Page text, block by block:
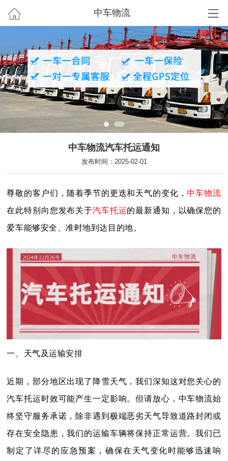
中车物流
中车物流汽车托运通知
发布时间：2025-02-01
尊敬的客户们，随着季节的更迭和天气的变化，中车物流
在此特别向您发布关于汽车托运的最新通知，以确保您的
爱车能够安全、准时地到达目的地。
一、天气及运输安排
近期，部分地区出现了降雪天气，我们深知这对您关心的
汽车托运时效可能产生一定影响。但请放心，中车物流始
终坚守服务承诺，除非遇到极端恶劣天气导致道路封闭或
存在安全隐患，我们的运输车辆将保持正常运营。我们已
制定了详尽的应急预案，确保在天气变化时能够迅速响